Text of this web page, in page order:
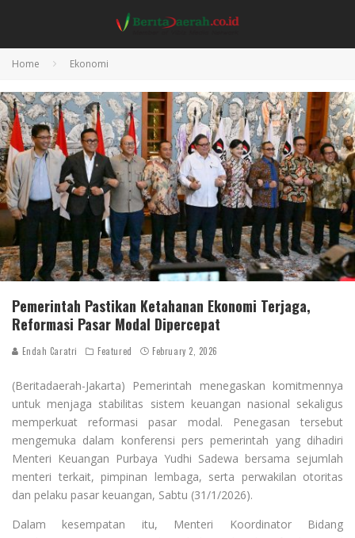
Home Ekonomi
Pemerintah Pastikan Ketahanan Ekonomi Terjaga,
Reformasi Pasar Modal Dipercepat
Endah Caratri Featured February 2, 2026
(Beritadaerah-Jakarta) Pemerintah menegaskan komitmennya
untuk menjaga stabilitas sistem keuangan nasional sekaligus
memperkuat reformasi pasar modal. Penegasan tersebut
mengemuka dalam konferensi pers pemerintah yang dihadiri
Menteri Keuangan Purbaya Yudhi Sadewa bersama sejumlah
menteri terkait, pimpinan lembaga, serta perwakilan otoritas
dan pelaku pasar keuangan, Sabtu (31/1/2026).
Dalam kesempatan itu, Menteri Koordinator Bidang